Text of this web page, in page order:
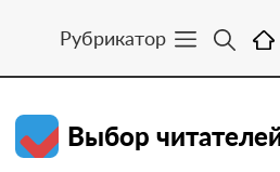
Рубрикатор
Выбор